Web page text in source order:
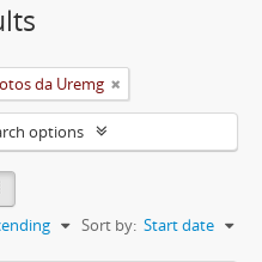
da Uremg
options
Sort by: Start date